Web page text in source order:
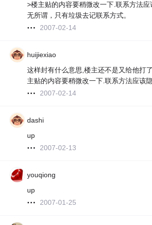
>楼主贴的内容要稍微改一下.联系方法应
无所谓，只有垃圾去记联系方式。
2007-02-14
huijiexiao
这样封有什么意思,楼主还不是又给他打
主贴的内容要稍微改一下.联系方法应该
2007-02-14
dashi
up
2007-02-13
youqiong
up
2007-01-25